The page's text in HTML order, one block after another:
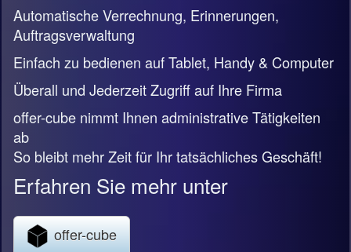
Automatische Verrechnung, Erinnerungen,
Auftragsverwaltung
Einfach zu bedienen auf Tablet, Handy & Computer
Überall und Jederzeit Zugriff auf Ihre Firma
offer-cube nimmt Ihnen administrative Tätigkeiten
ab
So bleibt mehr Zeit für Ihr tatsächliches Geschäft!
Erfahren Sie mehr unter
offer-cube